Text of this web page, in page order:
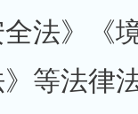
法》《
等法律